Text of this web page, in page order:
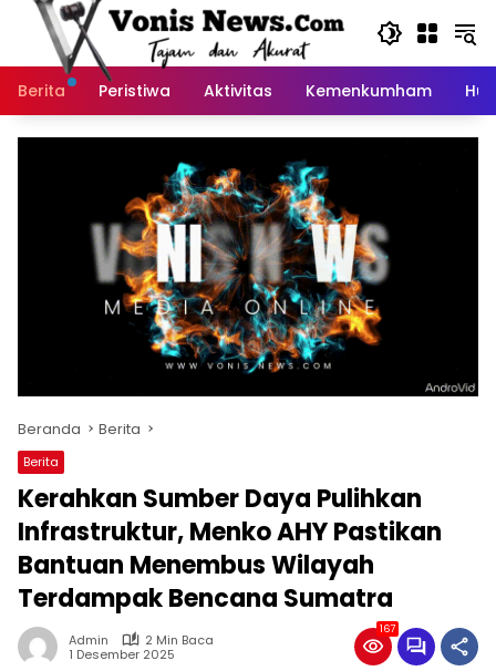
Langsung
Berita
Peristiwa Aktivitas Kemenkumham
Beranda Berita
Berita
Kerahkan Sumber Daya Pulihkan
Infrastruktur, Menko AHY Pastikan
Bantuan Menembus Wilayah
Terdampak Bencana Sumatra
Admin
2 Min Baca
1 Desember 2025
167